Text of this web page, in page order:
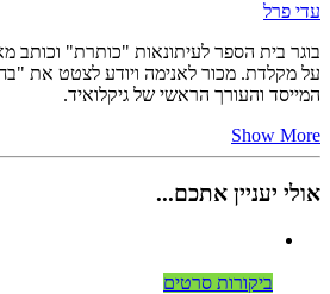
עדי פרל
בוגר בית הספר לעיתונאות "כותרת" וכותב
על מקלדת. מכור לאנימה ויודע לצטט את
המייסד והעורך הראשי של גיקלואיד.
Show More
אולי יעניין אתכם...
ביקורות סרטים